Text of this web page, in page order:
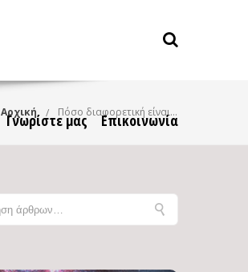
Γνωρίστε μας Επικοινωνία
Αρχική Πόσο διαφορετική είναι η μαγνητόσφαιρα του Δία από τη γήινη;